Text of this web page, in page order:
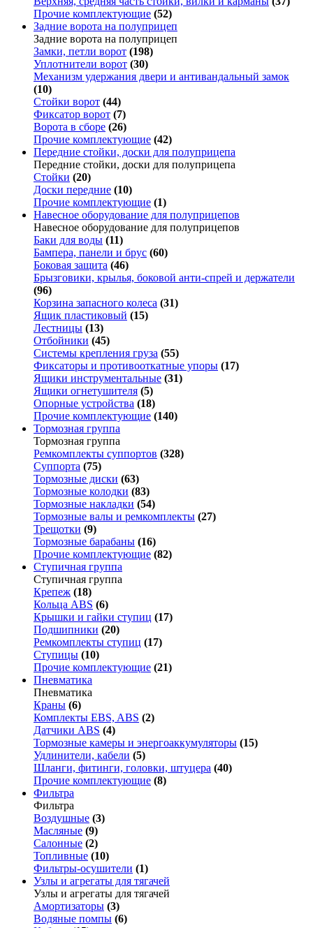
Прочие комплектующие (52)
Задние ворота на полуприцеп
Задние ворота на полуприцеп
Замки, петли ворот (198)
Уплотнители ворот (30)
Механизм удержания двери и антивандальный замок
(10)
Стойки ворот (44)
Фиксатор ворот (7)
Ворота в сборе (26)
Прочие комплектующие (42)
Передние стойки, доски для полуприцепа
Передние стойки, доски для полуприцепа
Стойки (20)
Доски передние (10)
Прочие комплектующие (1)
Навесное оборудование для полуприцепов
Навесное оборудование для полуприцепов
Баки для воды (11)
Бампера, панели и брус (60)
Боковая защита (46)
Брызговики, крылья, боковой анти-спрей и держатели
(96)
Корзина запасного колеса (31)
Ящик пластиковый (15)
Лестницы (13)
Отбойники (45)
Системы крепления груза (55)
Фиксаторы и противооткатные упоры (17)
Ящики инструментальные (31)
Ящики огнетушителя (5)
Опорные устройства (18)
Прочие комплектующие (140)
Тормозная группа
Тормозная группа
Ремкомплекты суппортов (328)
Суппорта (75)
Тормозные диски (63)
Тормозные колодки (83)
Тормозные накладки (54)
Тормозные валы и ремкомплекты (27)
Трещотки (9)
Тормозные барабаны (16)
Прочие комплектующие (82)
Ступичная группа
Ступичная группа
Крепеж (18)
Кольца ABS (6)
Крышки и гайки ступиц (17)
Подшипники (20)
Ремкомплекты ступиц (17)
Ступицы (10)
Прочие комплектующие (21)
Пневматика
Пневматика
Краны (6)
Комплекты EBS, ABS (2)
Датчики ABS (4)
Тормозные камеры и энергоаккумуляторы (15)
Удлинители, кабели (5)
Шланги, фитинги, головки, штуцера (40)
Прочие комплектующие (8)
Фильтра
Фильтра
Воздушные (3)
Масляные (9)
Салонные (2)
Топливные (10)
Фильтры-осушители (1)
Узлы и агрегаты для тягачей
Узлы и агрегаты для тягачей
Амортизаторы (3)
Водяные помпы (6)